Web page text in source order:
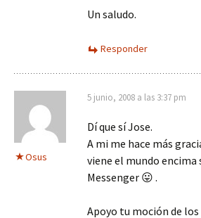
Un saludo.
Responder
Osus
5 junio, 2008 a las 3:37 pm
Dí que sí Jose.
A mi me hace más
viene el mundo encima
Messenger 😛 .
Apoyo tu moción de los